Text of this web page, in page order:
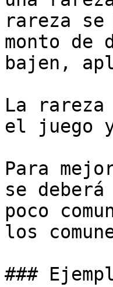
rareza se
monto de
bajen,
La
el juego
Para
se
poco
los
###